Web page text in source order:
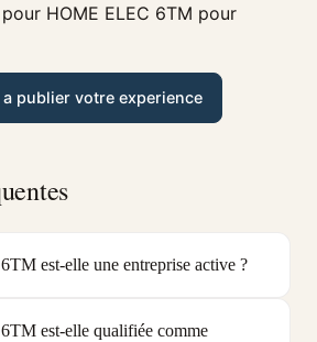
HOME ELEC 6TM pour
publier votre experience
est-elle une entreprise active ?
est-elle qualifiée comme